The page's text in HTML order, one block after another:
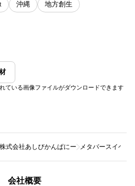
沖縄 地方創生
ている画像ファイルがダウンロードできます
株式会社あしびかんぱにー メタバースイベン
会社概要